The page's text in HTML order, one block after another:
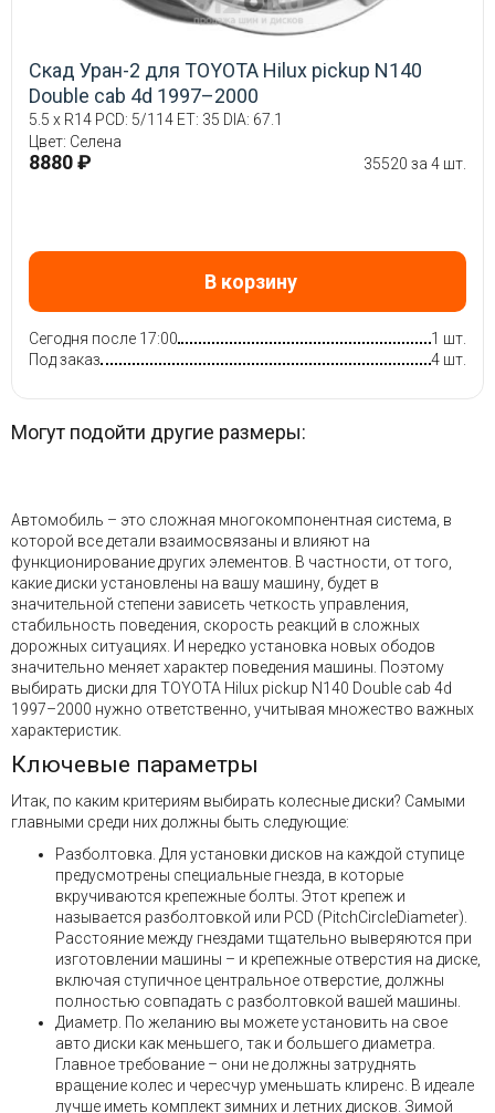
Скад Уран-2 для TOYOTA Hilux pickup N140
Double cab 4d 1997–2000
5.5 x R14 PCD: 5/114 ET: 35 DIA: 67.1
Цвет: Селена
8880 ₽ 35520 за 4 шт.
В корзину
Сегодня после 17:00
1 шт.
Под заказ
4 шт.
Могут подойти другие размеры:
Автомобиль – это сложная многокомпонентная система, в
которой все детали взаимосвязаны и влияют на
функционирование других элементов. В частности, от того,
какие диски установлены на вашу машину, будет в
значительной степени зависеть четкость управления,
стабильность поведения, скорость реакций в сложных
дорожных ситуациях. И нередко установка новых ободов
значительно меняет характер поведения машины. Поэтому
выбирать диски для TOYOTA Hilux pickup N140 Double cab 4d
1997–2000 нужно ответственно, учитывая множество важных
характеристик.
Ключевые параметры
Итак, по каким критериям выбирать колесные диски? Самыми
главными среди них должны быть следующие:
Разболтовка. Для установки дисков на каждой ступице
предусмотрены специальные гнезда, в которые
вкручиваются крепежные болты. Этот крепеж и
называется разболтовкой или PCD (PitchCircleDiameter).
Расстояние между гнездами тщательно выверяются при
изготовлении машины – и крепежные отверстия на диске,
включая ступичное центральное отверстие, должны
полностью совпадать с разболтовкой вашей машины.
Диаметр. По желанию вы можете установить на свое
авто диски как меньшего, так и большего диаметра.
Главное требование – они не должны затруднять
вращение колес и чересчур уменьшать клиренс. В идеале
лучше иметь комплект зимних и летних дисков. Зимой